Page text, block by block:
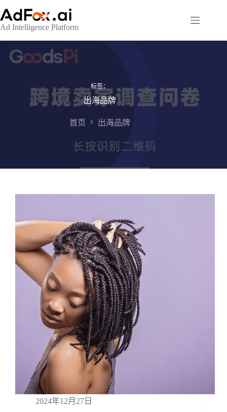
至
内
容
Ad Intelligence Platform
标签：
出海品牌
首页 出海品牌
2024年12月27日